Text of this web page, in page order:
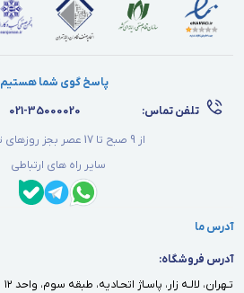
پاسخ گوی شما هستیم
تلفن تماس:
021-35000020
از 9 صبح تا 17 عصر بجز روزهای تعطیل
سایر راه های ارتباطی
آدرس ما
آدرس فروشگاه:
تـهران، لالـه زار، پاسـاژ اتحـاديه، طبقه سوم، واحد ١٢